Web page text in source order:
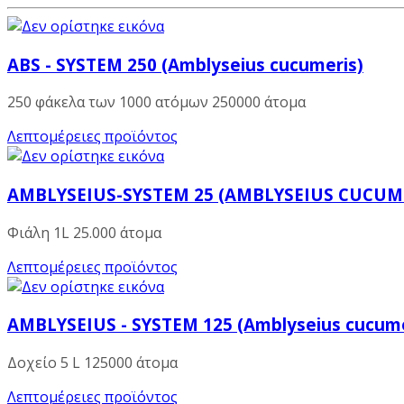
ABS - SYSTEM 250 (Amblyseius cucumeris)
250 φάκελα των 1000 ατόμων 250000 άτομα
Λεπτομέρειες προϊόντος
AMBLYSEIUS-SYSTEM 25 (AMBLYSEIUS
Φιάλη 1L 25.000 άτομα
Λεπτομέρειες προϊόντος
AMBLYSEIUS - SYSTEM 125 (Amblyseius
Δοχείο 5 L 125000 άτομα
Λεπτομέρειες προϊόντος